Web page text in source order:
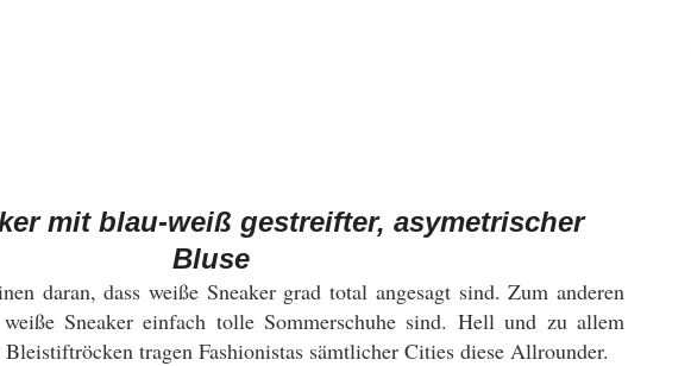
mit blau-weiß gestreifter, asymetrischer
Bluse
daran, dass weiße Sneaker grad total angesagt sind. Zum anderen
Sneaker einfach tolle Sommerschuhe sind. Hell und zu allem
tragen Fashionistas sämtlicher Cities diese Allrounder.